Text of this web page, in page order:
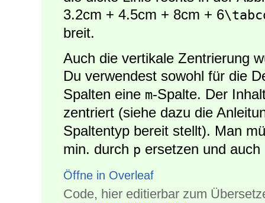
3.2cm + 4.5cm + 8cm + 6
breit.
Auch die vertikale Zentrierung
Du verwendest sowohl für die
Spalten eine m-Spalte. Der
zentriert (siehe dazu die
Spaltentyp bereit stellt). Man
min. durch p ersetzen und
Öffne in Overleaf
Code, hier editierbar zum